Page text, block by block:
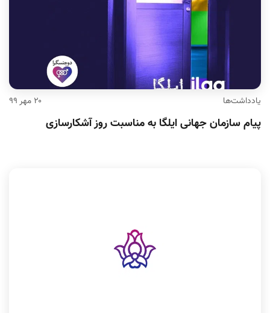
یادداشت‌ها ۲۰ مهر ۹۹
پیام سازمان جهانی ایلگا به مناسبت روز آشکارسازی